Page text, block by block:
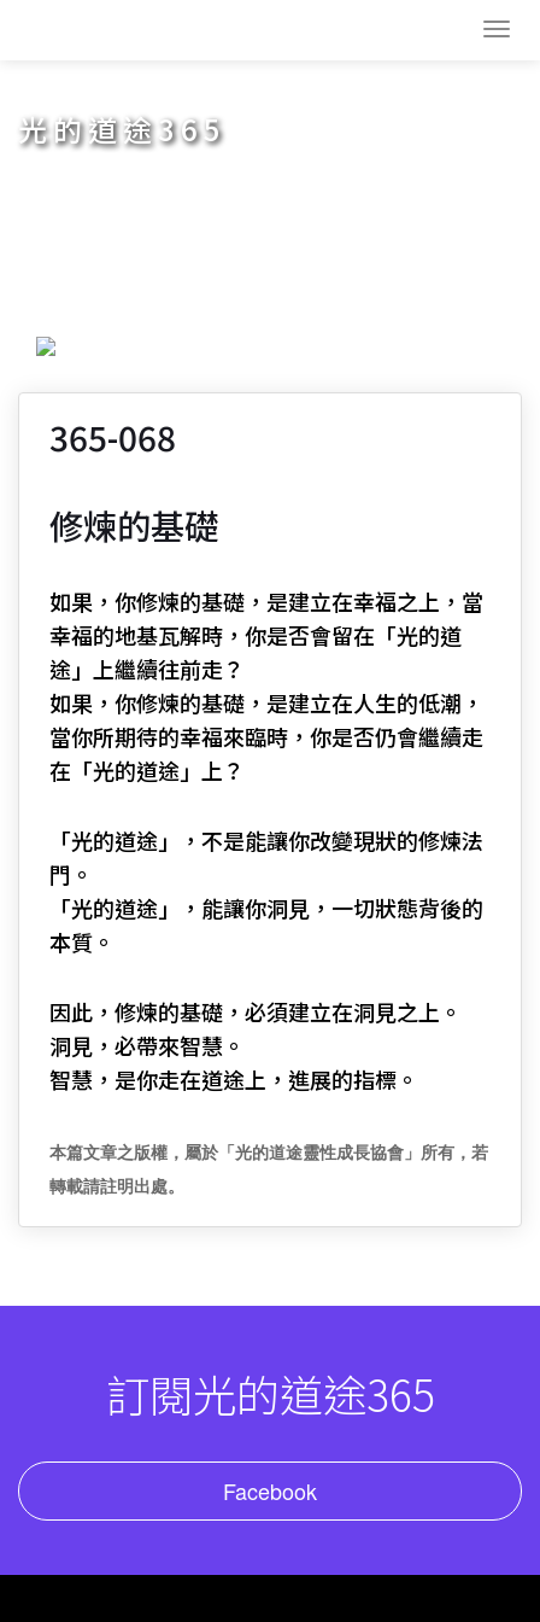
光的道途365
365-068
修煉的基礎
如果，你修煉的基礎，是建立在幸福之上，當
幸福的地基瓦解時，你是否會留在「光的道
途」上繼續往前走？
如果，你修煉的基礎，是建立在人生的低潮，
當你所期待的幸福來臨時，你是否仍會繼續走
在「光的道途」上？
「光的道途」，不是能讓你改變現狀的修煉法
門。
「光的道途」，能讓你洞見，一切狀態背後的
本質。
因此，修煉的基礎，必須建立在洞見之上。
洞見，必帶來智慧。
智慧，是你走在道途上，進展的指標。
本篇文章之版權，屬於「光的道途靈性成長協會」所有，若
轉載請註明出處。
訂閱光的道途365
Facebook